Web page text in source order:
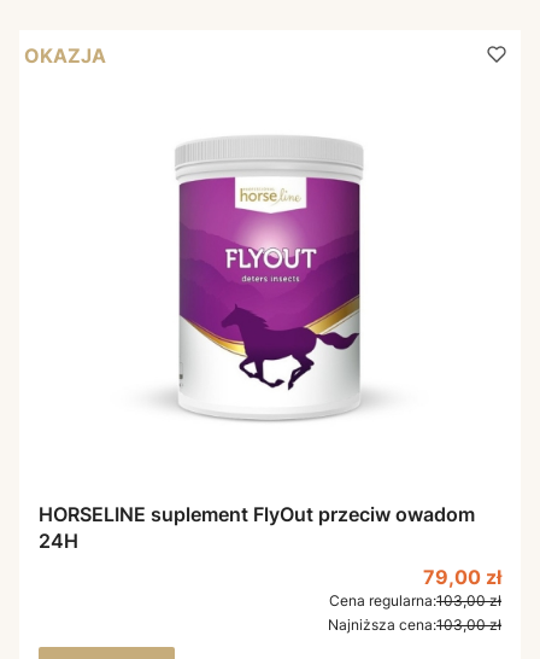
OKAZJA
HORSELINE suplement FlyOut przeciw owadom
24H
Cena
79,00 zł
Cena regularna:103,00 zł
Najniższa cena:103,00 zł